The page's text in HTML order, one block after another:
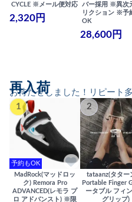
CYCLE ※メール便対応
2,320円
バー採用 ※異次
リクション ※予
OK
28,600円
お待たせしました！リピート
再入荷
1
予約もOK
MadRock(マッドロッ
ク) Remora Pro
ADVANCED(レモラ プ
ロ アドバンスト) ※限
2
tataanz(タター
Portable Finger
ータブル フィ
グリップ)